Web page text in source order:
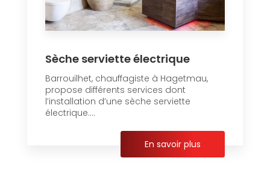
Sèche serviette électrique
Barrouilhet, chauffagiste à Hagetmau,
propose différents services dont
l’installation d’une sèche serviette
électrique....
En savoir plus